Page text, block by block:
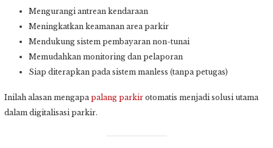
Mengurangi antrean kendaraan
Meningkatkan keamanan area parkir
Mendukung sistem pembayaran non-tunai
Memudahkan monitoring dan pelaporan
Siap diterapkan pada sistem manless (tanpa petugas)
Inilah alasan mengapa palang parkir otomatis menjadi solusi utama
dalam digitalisasi parkir.